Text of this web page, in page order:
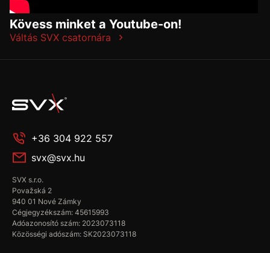
Kövess minket a Youtube-on!
Váltás SVX csatornára
+36 304 922 557
svx@svx.hu
SVX s.r.o.
Považská 2
940 01 Nové Zámky
Cégjegyzékszám: 45615993
Adóazonosító szám: 2023073118
Közösségi adószám: SK2023073118